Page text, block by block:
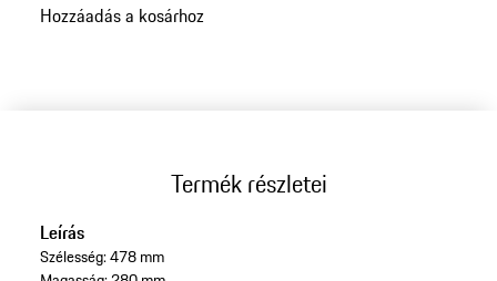
Hozzáadás a kosárhoz
Termék részletei
Leírás
Szélesség: 478 mm